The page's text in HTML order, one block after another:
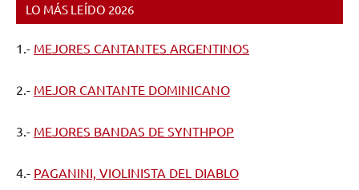
LO MÁS LEÍDO 2026
1.- MEJORES CANTANTES ARGENTINOS
2.- MEJOR CANTANTE DOMINICANO
3.- MEJORES BANDAS DE SYNTHPOP
4.- PAGANINI, VIOLINISTA DEL DIABLO